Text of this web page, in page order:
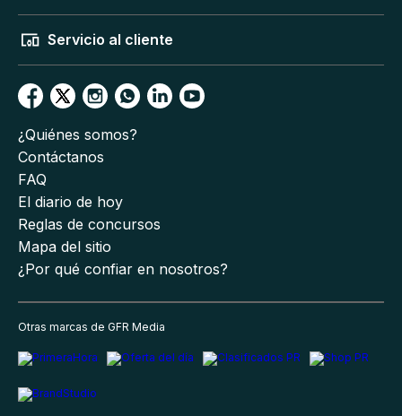
Servicio al cliente
¿Quiénes somos?
Contáctanos
FAQ
El diario de hoy
Reglas de concursos
Mapa del sitio
¿Por qué confiar en nosotros?
Otras marcas de GFR Media